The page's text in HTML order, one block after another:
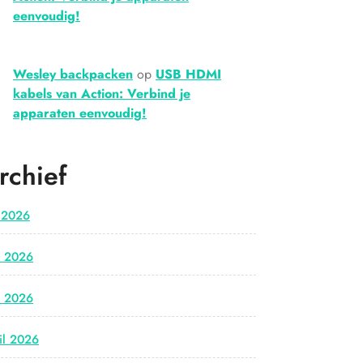
eenvoudig!
Wesley backpacken op USB HDMI
kabels van Action: Verbind je
apparaten eenvoudig!
2026
2026
2026